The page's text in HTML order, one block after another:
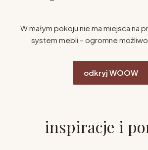
W małym pokoju nie ma miejsca na
system mebli – ogromne
odkryj WOOW
inspiracje i